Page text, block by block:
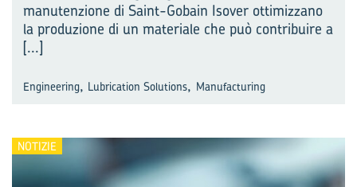
manutenzione di Saint-Gobain Isover ottimizzano
la produzione di un materiale che può contribuire a
[...]
Engineering, Lubrication Solutions, Manufacturing
NOTIZIE